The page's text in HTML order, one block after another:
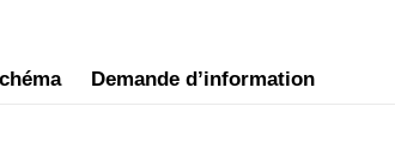
Demande d’information